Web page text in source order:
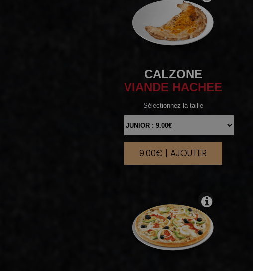
CALZONE
VIANDE HACHEE
Sélectionnez la taille
|
9.00€ | AJOUTER